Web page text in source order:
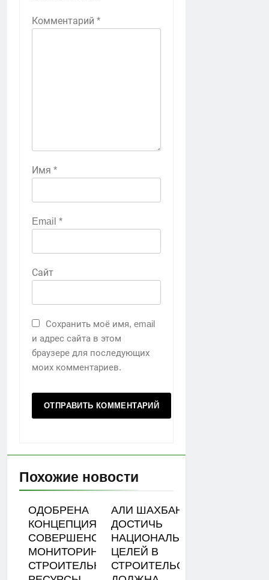
Комментарий *
Имя *
Email *
Сайт
Сохранить моё имя, email
и адрес сайта в этом
браузере для последующих
моих комментариев.
Похожие новости
ОДОБРЕНА
КОНЦЕПЦИЯ
СОВЕРШЕНСТВОВАНИЯ
МОНИТОРИНГА ЦЕН НА
СТРОИТЕЛЬНЫЕ
АЛИ ШАХБАНОВ:
ДОСТИЧЬ
НАЦИОНАЛЬНЫХ
ЦЕЛЕЙ В
СТРОИТЕЛЬСТВЕ